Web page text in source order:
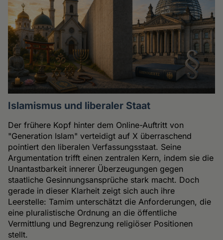
Islamismus und liberaler Staat
Der frühere Kopf hinter dem Online-Auftritt von
"Generation Islam" verteidigt auf X überraschend
pointiert den liberalen Verfassungsstaat. Seine
Argumentation trifft einen zentralen Kern, indem sie die
Unantastbarkeit innerer Überzeugungen gegen
staatliche Gesinnungsansprüche stark macht. Doch
gerade in dieser Klarheit zeigt sich auch ihre
Leerstelle: Tamim unterschätzt die Anforderungen, die
eine pluralistische Ordnung an die öffentliche
Vermittlung und Begrenzung religiöser Positionen
stellt.